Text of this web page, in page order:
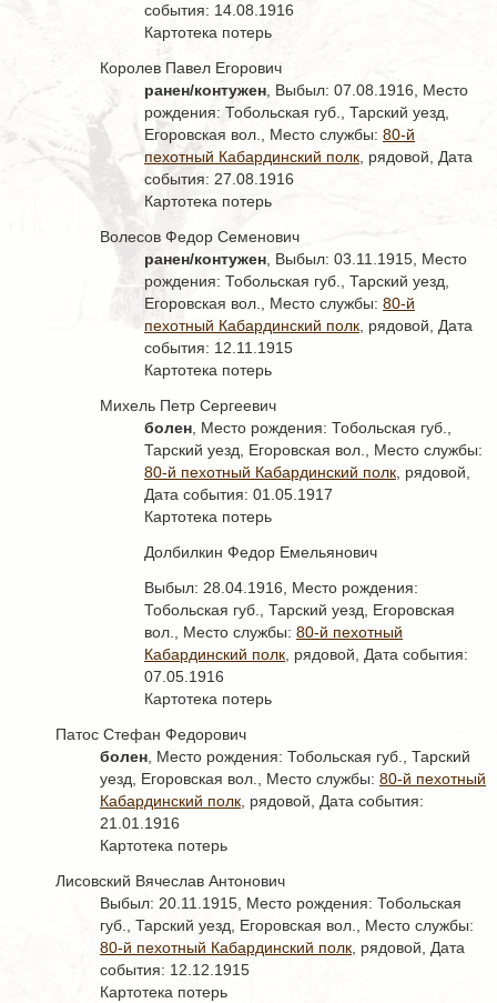
события: 14.08.1916
Картотека потерь
Королев Павел Егорович
ранен/контужен , Выбыл: 07.08.1916, Место
рождения: Тобольская губ., Тарский уезд,
Егоровская вол., Место службы: 80-й
пехотный Кабардинский полк , рядовой, Дата
события: 27.08.1916
Картотека потерь
Волесов Федор Семенович
ранен/контужен , Выбыл: 03.11.1915, Место
рождения: Тобольская губ., Тарский уезд,
Егоровская вол., Место службы: 80-й
пехотный Кабардинский полк , рядовой, Дата
события: 12.11.1915
Картотека потерь
Михель Петр Сергеевич
болен , Место рождения: Тобольская губ.,
Тарский уезд, Егоровская вол., Место службы:
80-й пехотный Кабардинский полк , рядовой,
Дата события: 01.05.1917
Картотека потерь
Долбилкин Федор Емельянович
Выбыл: 28.04.1916, Место рождения:
Тобольская губ., Тарский уезд, Егоровская
вол., Место службы: 80-й пехотный
Кабардинский полк , рядовой, Дата события:
07.05.1916
Картотека потерь
Патос Стефан Федорович
болен , Место рождения: Тобольская губ., Тарский
уезд, Егоровская вол., Место службы: 80-й пехотный
Кабардинский полк , рядовой, Дата события:
21.01.1916
Картотека потерь
Лисовский Вячеслав Антонович
Выбыл: 20.11.1915, Место рождения: Тобольская
губ., Тарский уезд, Егоровская вол., Место службы:
80-й пехотный Кабардинский полк , рядовой, Дата
события: 12.12.1915
Картотека потерь